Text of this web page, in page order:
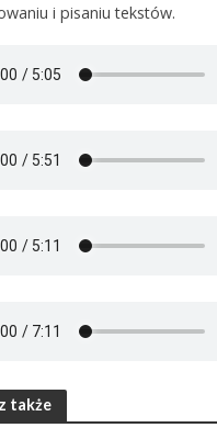
i pisaniu tekstów.
także